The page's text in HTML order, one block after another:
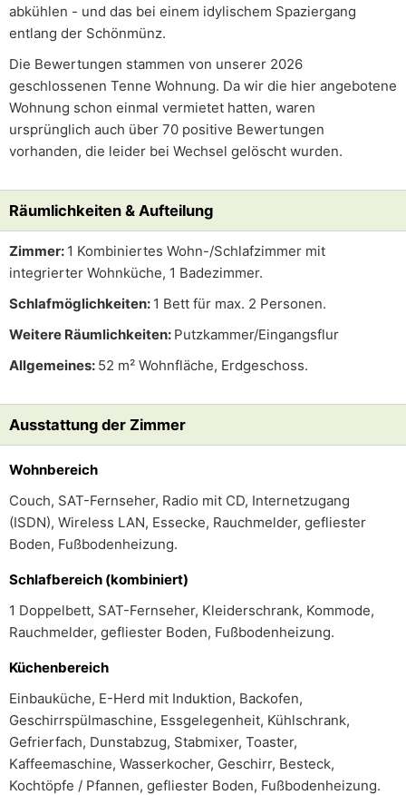
abkühlen - und das bei einem idylischem Spaziergang
entlang der Schönmünz.
Die Bewertungen stammen von unserer 2026
geschlossenen Tenne Wohnung. Da wir die hier angebotene
Wohnung schon einmal vermietet hatten, waren
ursprünglich auch über 70 positive Bewertungen
vorhanden, die leider bei Wechsel gelöscht wurden.
Räumlichkeiten & Aufteilung
Zimmer: 1 Kombiniertes Wohn-/Schlafzimmer mit
integrierter Wohnküche, 1 Badezimmer.
Schlafmöglichkeiten: 1 Bett für max. 2 Personen.
Weitere Räumlichkeiten: Putzkammer/Eingangsflur
Allgemeines: 52 m² Wohnfläche, Erdgeschoss.
Ausstattung der Zimmer
Wohnbereich
Couch, SAT-Fernseher, Radio mit CD, Internetzugang
(ISDN), Wireless LAN, Essecke, Rauchmelder, gefliester
Boden, Fußbodenheizung.
Schlafbereich (kombiniert)
1 Doppelbett, SAT-Fernseher, Kleiderschrank, Kommode,
Rauchmelder, gefliester Boden, Fußbodenheizung.
Küchenbereich
Einbauküche, E-Herd mit Induktion, Backofen,
Geschirrspülmaschine, Essgelegenheit, Kühlschrank,
Gefrierfach, Dunstabzug, Stabmixer, Toaster,
Kaffeemaschine, Wasserkocher, Geschirr, Besteck,
Kochtöpfe / Pfannen, gefliester Boden, Fußbodenheizung.